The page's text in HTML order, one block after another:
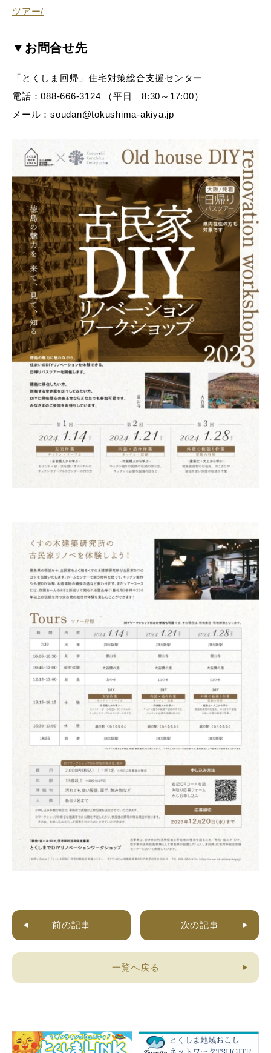
ツアー/
▼お問合せ先
「とくしま回帰」住宅対策総合支援センター
電話：088-666-3124 （平日 8:30～17:00）
メール：soudan@tokushima-akiya.jp
前の記事 次の記事
一覧へ戻る